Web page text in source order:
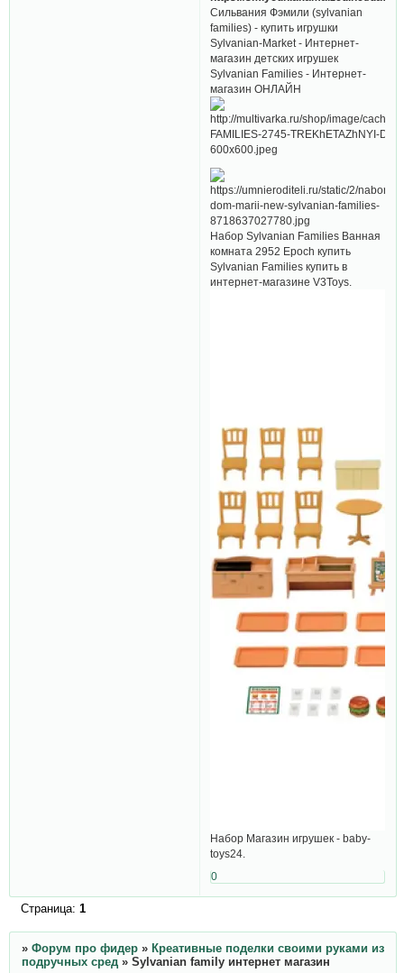
Сильвания Фэмили (sylvanian
families) - купить игрушки
Sylvanian-Market - Интернет-
магазин детских игрушек
Sylvanian Families - Интернет-
магазин ОНЛАЙН
Набор Sylvanian Families Ванная
комната 2952 Epoch купить
Sylvanian Families купить в
интернет-магазине V3Toys.
Набор Магазин игрушек - baby-
toys24.
0
Страница: 1
» Форум про фидер » Креативные поделки своими руками из
подручных сред » Sylvanian family интернет магазин